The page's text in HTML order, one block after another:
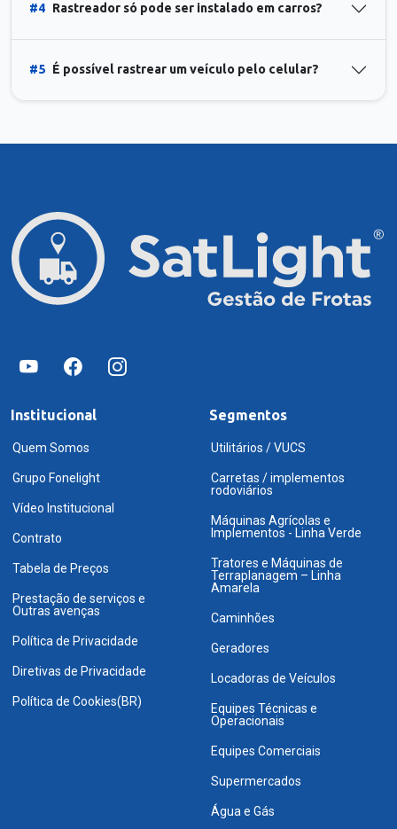
#4 Rastreador só pode ser instalado em carros?
#5 É possível rastrear um veículo pelo celular?
Institucional
Quem Somos
Grupo Fonelight
Vídeo Institucional
Contrato
Tabela de Preços
Prestação de serviços e
Outras avenças
Política de Privacidade
Diretivas de Privacidade
Política de Cookies(BR)
Segmentos
Utilitários / VUCS
Carretas / implementos
rodoviários
Máquinas Agrícolas e
Implementos - Linha Verde
Tratores e Máquinas de
Terraplanagem – Linha
Amarela
Caminhões
Geradores
Locadoras de Veículos
Equipes Técnicas e
Operacionais
Equipes Comerciais
Supermercados
Água e Gás